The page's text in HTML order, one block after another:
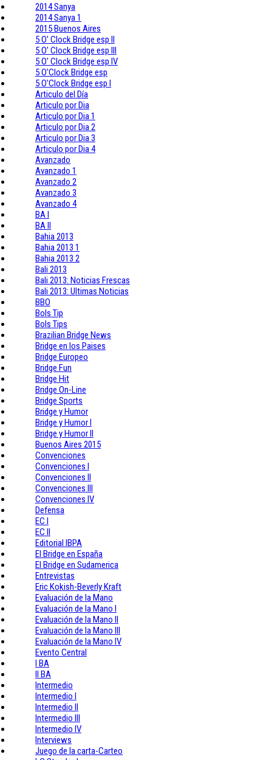
2014 Sanya
2014 Sanya 1
2015 Buenos Aires
5 O' Clock Bridge esp II
5 O' Clock Bridge esp III
5 O' Clock Bridge esp IV
5 O'Clock Bridge esp
5 O'Clock Bridge esp I
Articulo del Día
Articulo por Dia
Articulo por Dia 1
Articulo por Dia 2
Articulo por Dia 3
Articulo por Dia 4
Avanzado
Avanzado 1
Avanzado 2
Avanzado 3
Avanzado 4
BA I
BA II
Bahia 2013
Bahia 2013 1
Bahia 2013 2
Bali 2013
Bali 2013: Noticias Frescas
Bali 2013: Ultimas Noticias
BBO
Bols Tip
Bols Tips
Brazilian Bridge News
Bridge en los Paises
Bridge Europeo
Bridge Fun
Bridge Hit
Bridge On-Line
Bridge Sports
Bridge y Humor
Bridge y Humor I
Bridge y Humor II
Buenos Aires 2015
Convenciones
Convenciones I
Convenciones II
Convenciones III
Convenciones IV
Defensa
EC I
EC II
Editorial IBPA
El Bridge en España
El Bridge en Sudamerica
Entrevistas
Eric Kokish-Beverly Kraft
Evaluación de la Mano
Evaluación de la Mano I
Evaluación de la Mano II
Evaluación de la Mano III
Evaluación de la Mano IV
Evento Central
I BA
II BA
Intermedio
Intermedio I
Intermedio II
Intermedio III
Intermedio IV
Interviews
Juego de la carta-Carteo